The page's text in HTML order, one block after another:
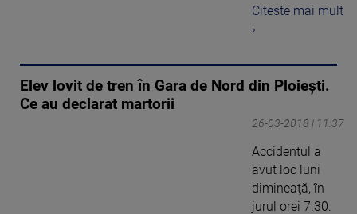
Citeste mai mult
›
Elev lovit de tren în Gara de Nord din Ploieşti.
Ce au declarat martorii
26-03-2018 | 11:37
Accidentul a
avut loc luni
dimineaţă, în
jurul orei 7.30.